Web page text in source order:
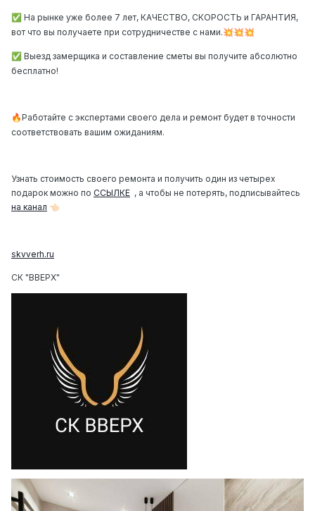
✅ На рынке уже более 7 лет, КАЧЕСТВО, СКОРОСТЬ и ГАРАНТИЯ,
вот что вы получаете при сотрудничестве с нами.💥💥💥
✅ Выезд замерщика и составление сметы вы получите абсолютно
бесплатно!
🔥Работайте с экспертами своего дела и ремонт будет в точности
соответствовать вашим ожиданиям.
Узнать стоимость своего ремонта и получить один из четырех
подарок можно по ССЫЛКЕ , а чтобы не потерять, подписывайтесь
на канал 👈🏻
skvverh.ru
СК "ВВЕРХ"